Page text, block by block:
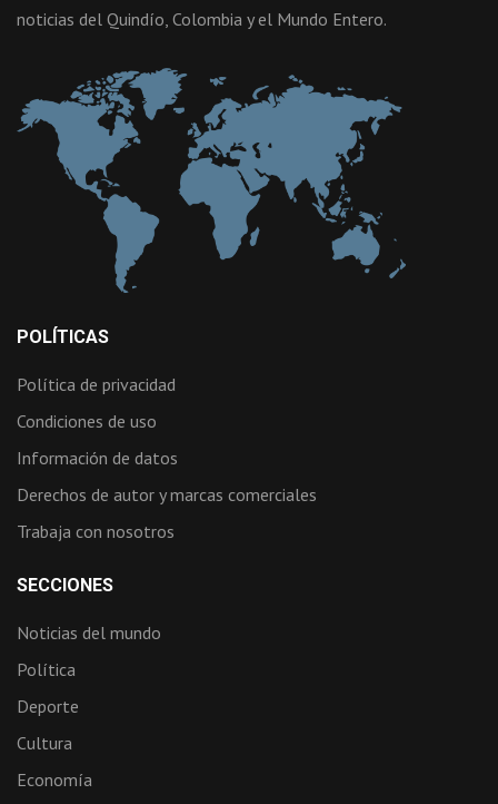
noticias del Quindío, Colombia y el Mundo Entero.
POLÍTICAS
Política de privacidad
Condiciones de uso
Información de datos
Derechos de autor y marcas comerciales
Trabaja con nosotros
SECCIONES
Noticias del mundo
Política
Deporte
Cultura
Economía